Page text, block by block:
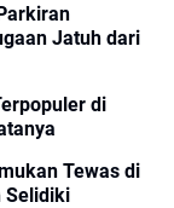
Jatuh dari
di
Tewas di
Selidiki